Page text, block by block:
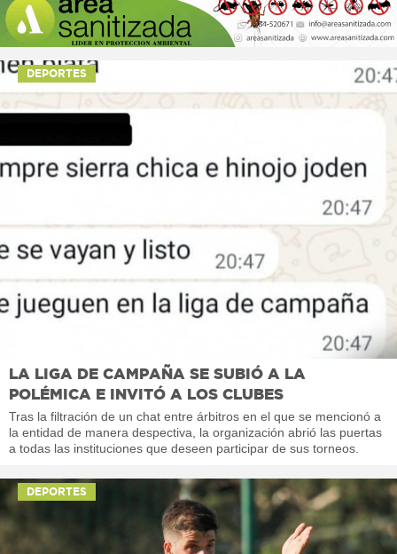
DEPORTES
LA LIGA DE CAMPAÑA SE SUBIÓ A LA
POLÉMICA E INVITÓ A LOS CLUBES
Tras la filtración de un chat entre árbitros en el que se mencionó a
la entidad de manera despectiva, la organización abrió las puertas
a todas las instituciones que deseen participar de sus torneos.
DEPORTES